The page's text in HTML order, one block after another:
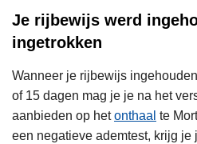
Je rijbewijs werd
ingetrokken
Wanneer je rijbewijs
of 15 dagen mag je je na het
aanbieden op hetonthaal te
een negatieve ademtest, krijg je